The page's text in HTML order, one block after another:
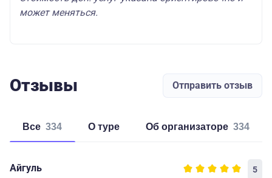
может меняться.
Отзывы Отправить отзыв
Все 334 о туре об организаторе 334
Айгуль 5